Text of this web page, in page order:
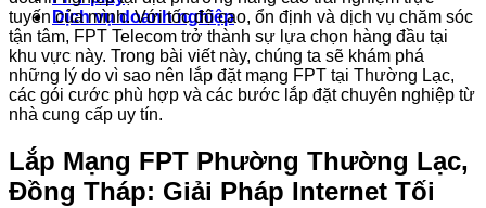
Dịch vụ doanh nghiệp
tuyến của mình. Với tốc độ cao, ổn định và dịch vụ chăm sóc
tận tâm, FPT Telecom trở thành sự lựa chọn hàng đầu tại
khu vực này. Trong bài viết này, chúng ta sẽ khám phá
những lý do vì sao nên lắp đặt mạng FPT tại Thường Lạc,
các gói cước phù hợp và các bước lắp đặt chuyên nghiệp từ
nhà cung cấp uy tín.
Lắp Mạng FPT Phường Thường Lạc,
Đồng Tháp: Giải Pháp Internet Tối